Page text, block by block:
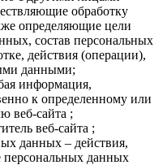
обработку
определяющие цели
состав персональных
действия (операции),
данными;
информация,
к определенному или
веб-сайта ;
веб-сайта ;
данных – действия,
персональных данных